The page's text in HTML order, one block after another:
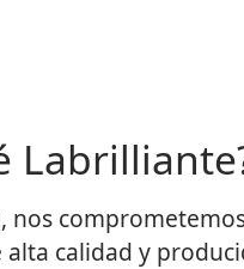
nos
calidad y